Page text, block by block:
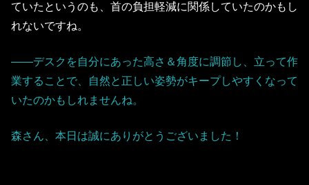
ていたというのも、首の負担軽減に関係していたのかもし
れないですね。
――デスクを自分にあった高さ＆角度に調節し、立って作
業することで、自然と正しい姿勢がキープしやすくなって
いたのかもしれませんね。
森さん、本日は誠にありがとうございました！